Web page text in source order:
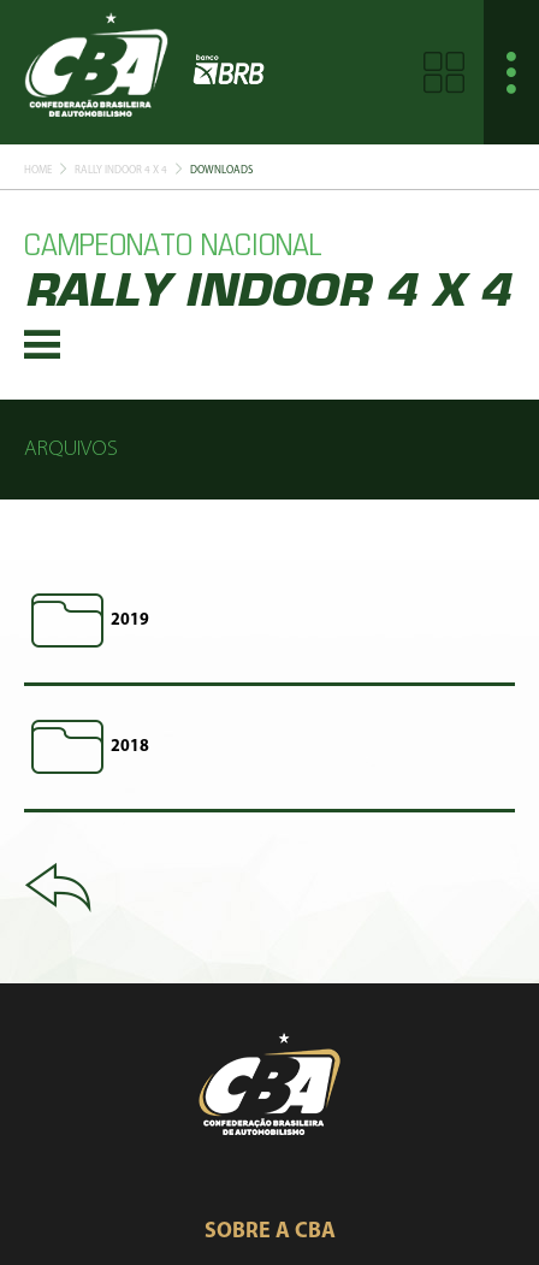
HOME RALLY INDOOR 4 X 4 DOWNLOADS
CAMPEONATO NACIONAL
RALLY INDOOR 4 X 4
ARQUIVOS
2019
2018
SOBRE A CBA